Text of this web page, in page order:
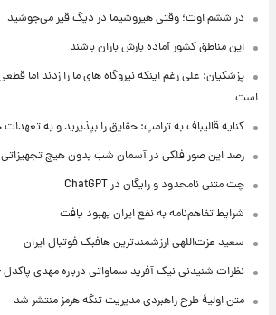
در ششم اوت؛ وقتی هیروشیما در دیگ قیر می‌جوشید
این مناطق کشور آماده بارش باران باشند
پزشکیان: علی رغم اینکه نیروگاه های ما را زدند اما
است
کنایه قالیباف به ترامپ: حقایق را بپذیرید و به
رصد این صور فلکی در آسمان شب بدون هیچ
چت متنی نامحدود و رایگان در ChatGPT
شرایط تفاهم‌نامه به نفع ایران بهبود یافت
سعید عزت‌اللهی ارزشمندترین هافبک فوتبال ایران
نظرات شنیدنی نیک آفرید سماواتی درباره مهدی پاکدل
متن اولیۀ طرح راهبردی مدیریت تنگه هرمز منتشر شد